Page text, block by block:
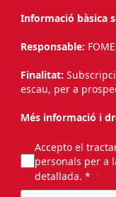
Informació bàsica
Responsable:
Finalitat:
escau, per a
Més informació i
Accepto el
personals per a
detallada. *